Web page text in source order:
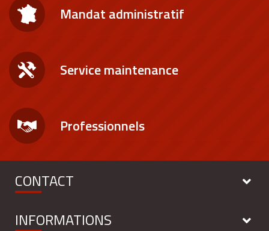
Mandat administratif
Service maintenance
Professionnels
CONTACT
INFORMATIONS